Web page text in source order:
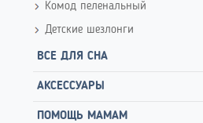
Комод пеленальный
Детские шезлонги
ВСЕ ДЛЯ СНА
АКСЕССУАРЫ
ПОМОЩЬ МАМАМ